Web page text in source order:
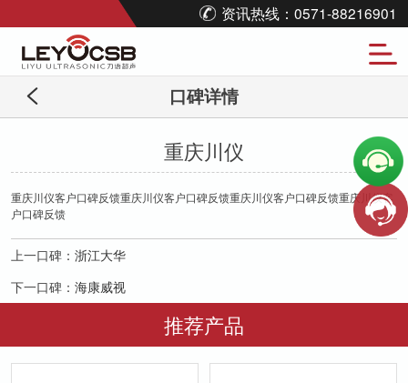
资讯热线：0571-88216901
口碑详情
重庆川仪
重庆川仪客户口碑反馈重庆川仪客户口碑反馈重庆川仪客户口碑反馈重庆川仪客
户口碑反馈
上一口碑： 浙江大华
下一口碑： 海康威视
推荐产品